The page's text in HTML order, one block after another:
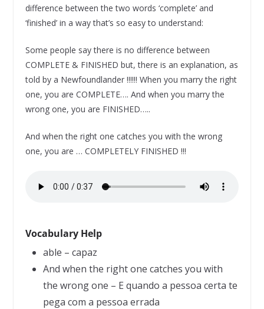
difference between the two words ‘complete’ and
‘finished’ in a way that’s so easy to understand:
Some people say there is no difference between
COMPLETE & FINISHED but, there is an explanation, as
told by a Newfoundlander !!!!!! When you marry the right
one, you are COMPLETE…. And when you marry the
wrong one, you are FINISHED…..
And when the right one catches you with the wrong
one, you are … COMPLETELY FINISHED !!!
Vocabulary Help
able – capaz
And when the right one catches you with
the wrong one – E quando a pessoa certa te
pega com a pessoa errada